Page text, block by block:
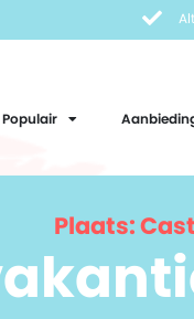
Populair
Plaats: